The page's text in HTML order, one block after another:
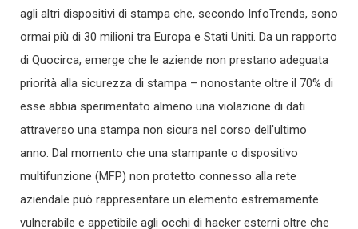
agli altri dispositivi di stampa che, secondo InfoTrends, sono
ormai più di 30 milioni tra Europa e Stati Uniti. Da un rapporto
di Quocirca, emerge che le aziende non prestano adeguata
priorità alla sicurezza di stampa – nonostante oltre il 70% di
esse abbia sperimentato almeno una violazione di dati
attraverso una stampa non sicura nel corso dell'ultimo
anno. Dal momento che una stampante o dispositivo
multifunzione (MFP) non protetto connesso alla rete
aziendale può rappresentare un elemento estremamente
vulnerabile e appetibile agli occhi di hacker esterni oltre che